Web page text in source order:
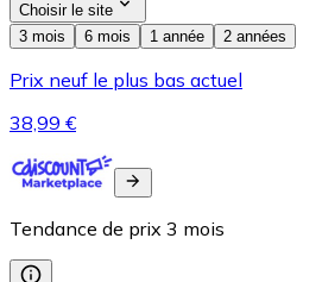
Choisir le site
3 mois
6 mois 1 année 2 années
Prix neuf le plus bas actuel
38,99 €
Tendance de prix 3 mois